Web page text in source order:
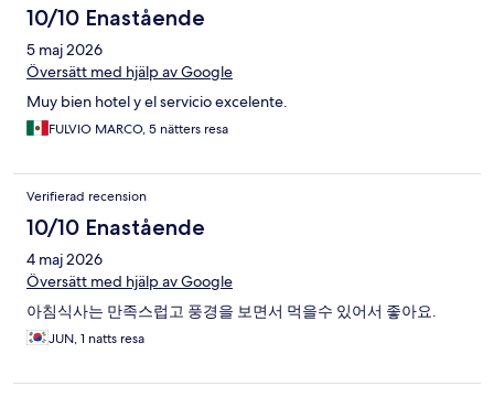
10/10 Enastående
5 maj 2026
Översätt med hjälp av Google
Muy bien hotel y el servicio excelente.
FULVIO MARCO, 5 nätters resa
Verifierad recension
10/10 Enastående
4 maj 2026
Översätt med hjälp av Google
아침식사는 만족스럽고 풍경을 보면서 먹을수 있어서 좋아요.
JUN, 1 natts resa